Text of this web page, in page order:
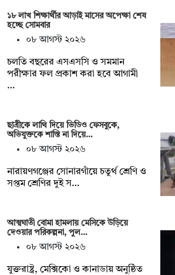
১৮ লাখ শিক্ষার্থীর আড়াই মাসের অপেক্ষা শেষ
হচ্ছে সোমবার
০৮ আগস্ট ২০২৬
চলতি বছরের এসএসসি ও সমমান
পরীক্ষার ফল প্রকাশ করা হবে আগামী
…
ছাত্রীকে লাথি দিয়ে ভিডিও ফেসবুকে,
অভিযুক্তকে শাস্তি না দিয়ে…
০৮ আগস্ট ২০২৬
নারায়ণগঞ্জের সোনারগাঁয়ে চতুর্থ শ্রেণি ও
সপ্তম শ্রেণির দুই স…
আত্মঘাতী বোমা হামলায় মেসিকে উড়িয়ে
দেওয়ার পরিকল্পনা, পুল…
০৮ আগস্ট ২০২৬
যুক্তরাষ্ট্র, মেক্সিকো ও কানাডায় অনুষ্ঠিত